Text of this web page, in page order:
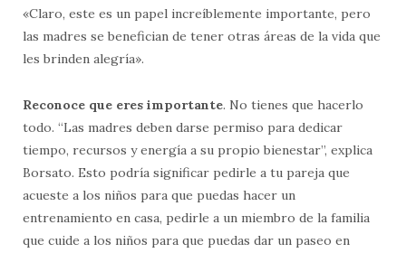
«Claro, este es un papel increíblemente importante, pero
las madres se benefician de tener otras áreas de la vida que
les brinden alegría».
Reconoce que eres importante. No tienes que hacerlo
todo. “Las madres deben darse permiso para dedicar
tiempo, recursos y energía a su propio bienestar”, explica
Borsato. Esto podría significar pedirle a tu pareja que
acueste a los niños para que puedas hacer un
entrenamiento en casa, pedirle a un miembro de la familia
que cuide a los niños para que puedas dar un paseo en